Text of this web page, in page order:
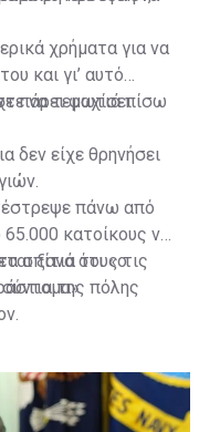
χρήματα για να
και γι’ αυτό
να τεμαχίσει
πάρει φωτιά πίσω
δεν είχε θρηνήσει
πάνω από
κατοίκους να
σπίτια τους τις
της πόλης
ξανά ότι «ο